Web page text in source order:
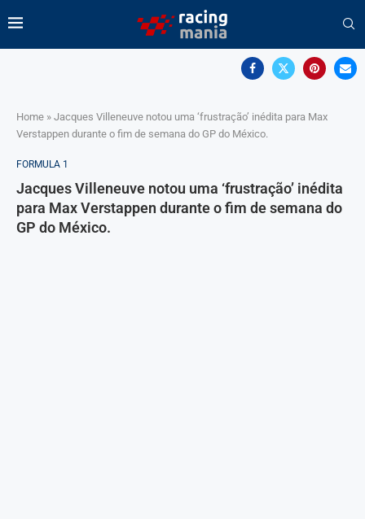
Home » Jacques Villeneuve notou uma ‘frustração’ inédita para Max
Verstappen durante o fim de semana do GP do México.
FORMULA 1
Jacques Villeneuve notou uma ‘frustração’ inédita
para Max Verstappen durante o fim de semana do
GP do México.